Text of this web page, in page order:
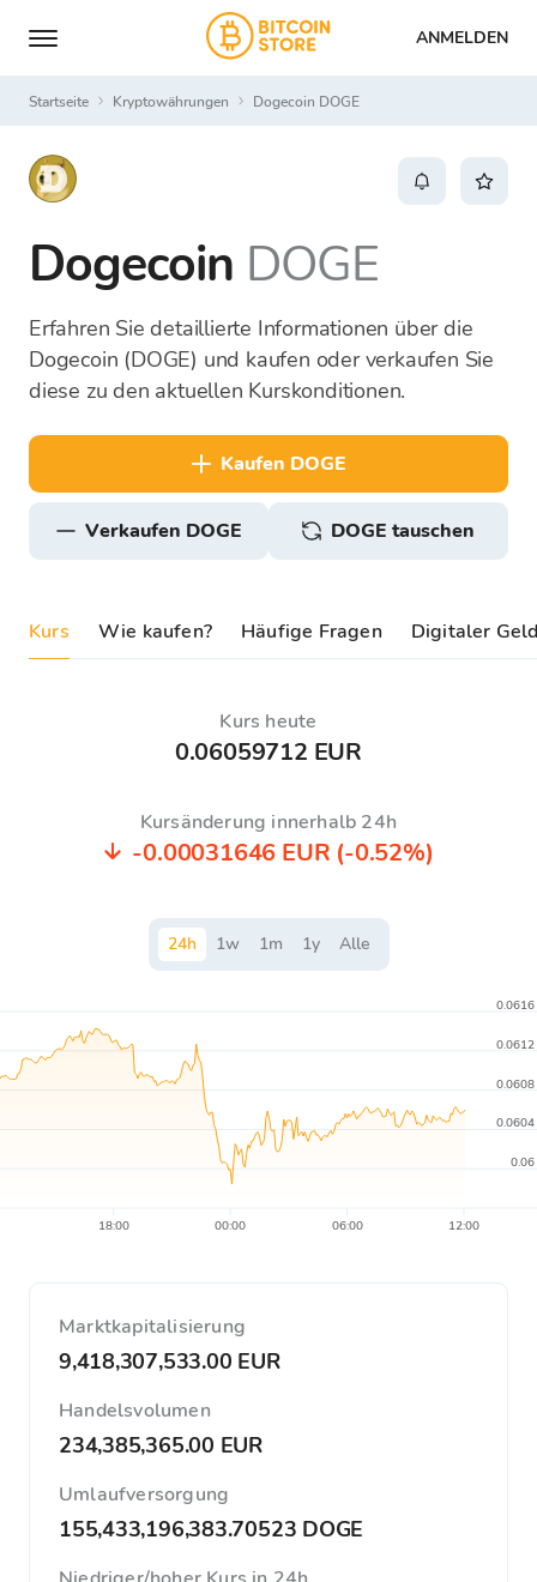
ANMELDEN
Startseite Kryptowährungen Dogecoin DOGE
Dogecoin DOGE
Erfahren Sie detaillierte Informationen über die
Dogecoin (DOGE) und kaufen oder verkaufen Sie
diese zu den aktuellen Kurskonditionen.
kaufen DOGE
verkaufen DOGE DOGE tauschen
Kurs Wie kaufen? Häufige Fragen Digitaler
Kurs heute
0.06059712 EUR
Kursänderung innerhalb 24h
-0.00031646 EUR (-0.52%)
24h 1w 1m 1y Alle
18:00 00:00 06:00 12:00
0.06
0.0604
0.0608
0.0612
0.0616
Marktkapitalisierung
9,418,307,533.00 EUR
Handelsvolumen
234,385,365.00 EUR
Umlaufversorgung
155,433,196,383.70523 DOGE